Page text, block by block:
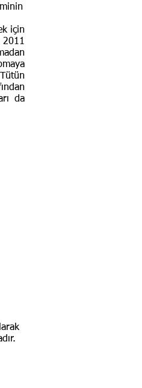
için
2011
da